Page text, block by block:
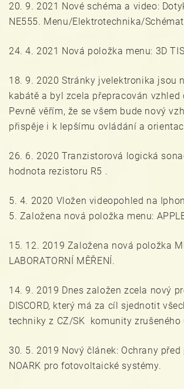
20. 9. 2021 Nové schéma a video:
NE555. Menu/Elektrotechnika/
24. 4. 2021 Nová položka menu: 3D
18. 9. 2020 Stránky jvelektronika jsou
kabátě a byl zcela přepracován vzhled
Pevně věřím, že se všem bude nový
přispěje i k lepšímu ovládání a
26. 6. 2020 Tranzistorová logická
hodnota rezistoru R5 .
5. 4. 2020 Vložen videopohled na
5. Založena nová položka menu:
15. 12. 2019 Založena nová položka
LABORATORNÍ MĚŘENÍ.
14. 9. 2019 Dnes založen zcela nový
DISCORD, který má za cíl sjednotit
techniky z CZ/SK komunity zrušeného
30. 5. 2019 Nový článek: Ochrany před
NOARK pro fotovoltaické systémy.